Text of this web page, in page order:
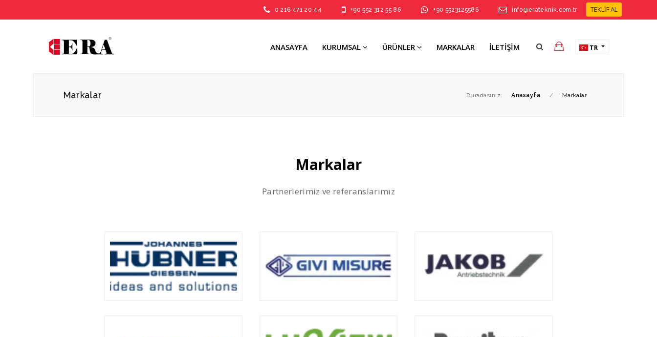
0 216 471 20 44 +90 552 312 55 86 +90 5523125586 info@erateknik.com.tr TEKLİF AL
ANASAYFA KURUMSAL ÜRÜNLER MARKALAR İLETIŞIM TR
Markalar Buradasınız: Anasayfa / Markalar
Markalar
Partnerlerimiz ve referanslarımız